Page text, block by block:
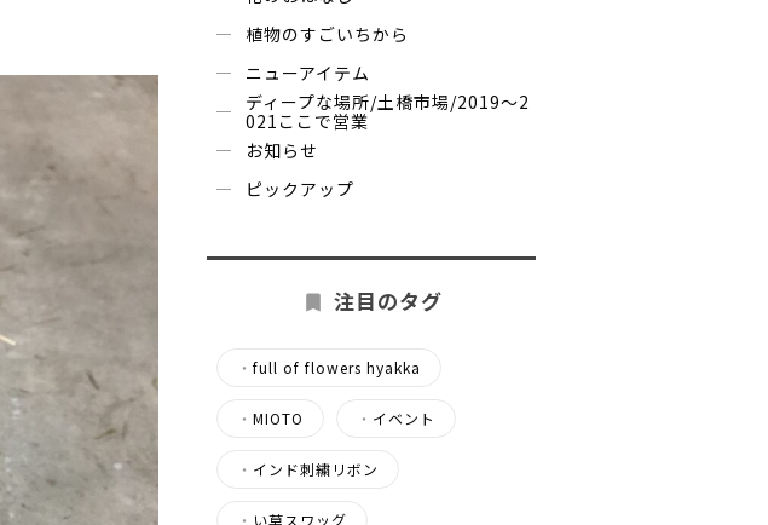
植物のすごいちから
ニューアイテム
ディープな場所/土橋市場/2019～2
021ここで営業
お知らせ
ピックアップ
注目のタグ
・ full of flowers hyakka
・ MIOTO ・ イベント
・ インド刺繍リボン
・ い草スワッグ